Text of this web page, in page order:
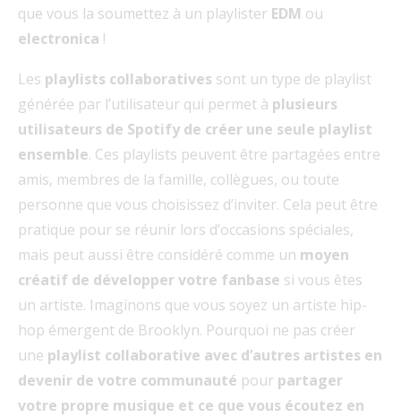
que vous la soumettez à un playlister EDM ou
electronica !
Les playlists collaboratives sont un type de playlist
générée par l’utilisateur qui permet à plusieurs
utilisateurs de Spotify de créer une seule playlist
ensemble. Ces playlists peuvent être partagées entre
amis, membres de la famille, collègues, ou toute
personne que vous choisissez d’inviter. Cela peut être
pratique pour se réunir lors d’occasions spéciales,
mais peut aussi être considéré comme un moyen
créatif de développer votre fanbase si vous êtes
un artiste. Imaginons que vous soyez un artiste hip-
hop émergent de Brooklyn. Pourquoi ne pas créer
une playlist collaborative avec d’autres artistes en
devenir de votre communauté pour partager
votre propre musique et ce que vous écoutez en